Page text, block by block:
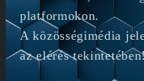
platformokon.
A közösségimédia
az elérés